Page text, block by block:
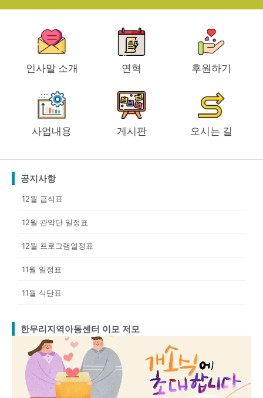
인사말 소개 연혁 후원하기
사업내용 게시판 오시는 길
공지사항
12월 급식표
12월 관악단 일정표
12월 프로그램일정표
11월 일정표
11월 식단표
한무리지역아동센터 이모 저모